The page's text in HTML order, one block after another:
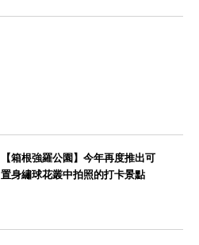
【箱根強羅公園】今年再度推出可
置身繡球花叢中拍照的打卡景點